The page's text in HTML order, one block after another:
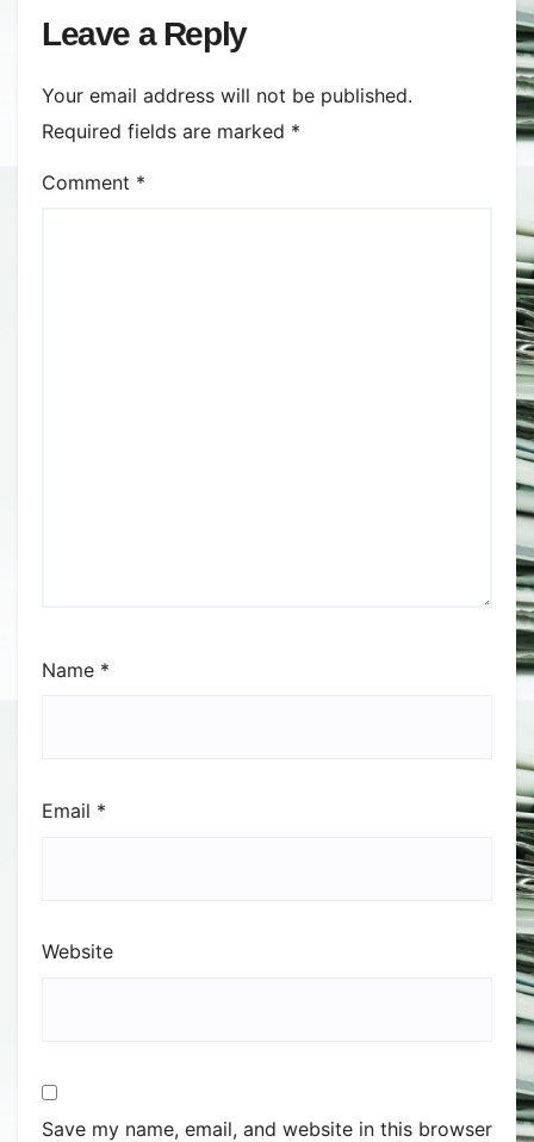
Leave a Reply
Your email address will not be published.
Required fields are marked *
Comment *
Name *
Email *
Website
Save my name, email, and website in this browser